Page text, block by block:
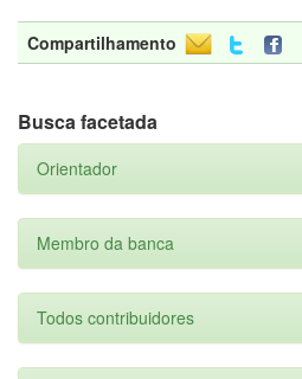
Compartilhamento
Busca facetada
Orientador
Membro da banca
Todos contribuidores